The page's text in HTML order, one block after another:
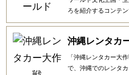
ろを紹介するコンテン
沖縄レンタカ
「沖縄レンタカー大
で、沖縄でのレンタ